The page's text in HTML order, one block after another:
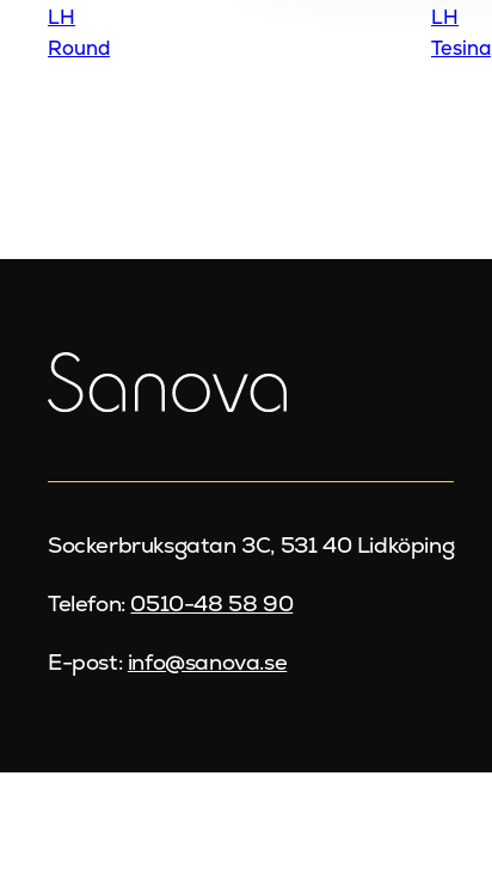
LH
Round
LH
Tesina
Sockerbruksgatan 3C, 531 40 Lidköping
Telefon: 0510-48 58 90
E-post: info@sanova.se